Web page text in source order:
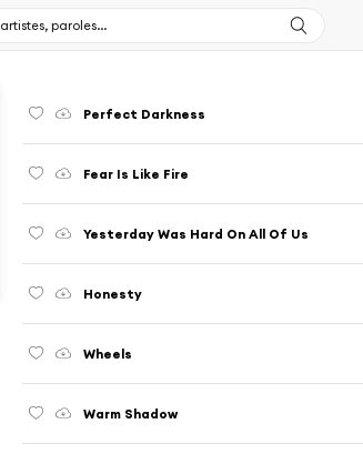
Perfect Darkness
Fear Is Like Fire
Yesterday Was Hard On All Of Us
Honesty
Wheels
Warm Shadow